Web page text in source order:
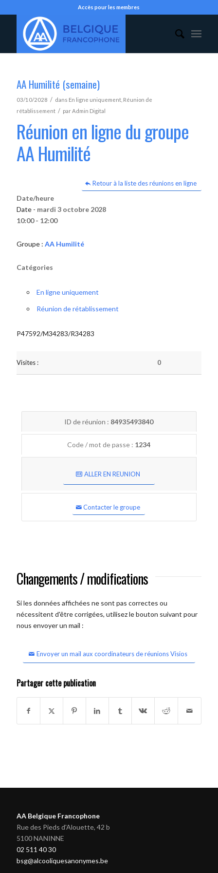
Accès pour les membres
AA Humilité (semaine)
03/10/2028 / dans En ligne uniquement, Réunion de
rétablissement / parAdmin Digital
Réunion en ligne du groupe
AA Humilité
Retour à la liste des réunions en ligne
Date/heure
Date - mardi 3 octobre 2028
10:00 - 12:00
Groupe : AA Humilité
Catégories
En ligne uniquement
Réunion de rétablissement
P47592/M34283/R34283
Visites : 0
ID de réunion : 84935493840
Code / mot de passe : 1234
ALLER EN REUNION
Contacter le groupe
Changements / modifications
Si les données affichées ne sont pas correctes ou
nécessitent d'être corrigées, utilisez le bouton suivant pour
nous envoyer un mail :
Envoyer un mail aux coordinateurs de réunions Visios
Partager cette publication
AA Belgique Francophone
Rue des Pieds d'Alouette, 42 b
5100 NANINNE
02 511 40 30
bsg@alcooliquesanonymes.be